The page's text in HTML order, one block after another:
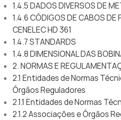
1.4.5 DADOS DIVERSOS DE
1.4.6 CÓDIGOS DE CABOS
CENELEC HD 361
1.4.7 STANDARDS
1.4.8 DIMENSIONAL DAS
2. NORMAS E
2.1 Entidades de Normas
Órgãos Reguladores
2.1.1 Entidades de Normas
2.1.2 Associações e Órgãos